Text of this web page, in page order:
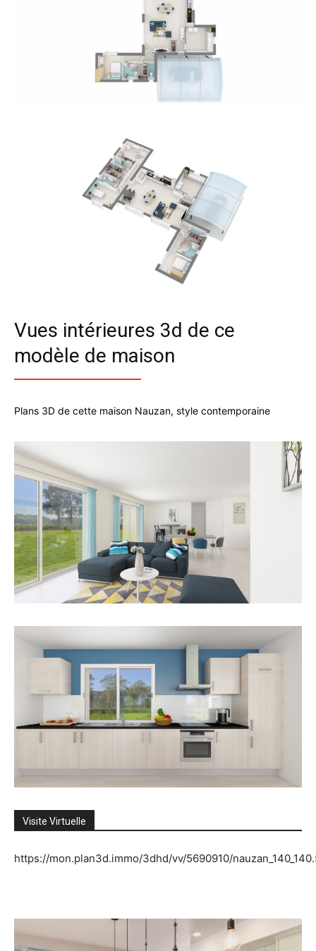
Vues intérieures 3d de ce
modèle de maison
Plans 3D de cette maison Nauzan, style contemporaine
Visite Virtuelle
https://mon.plan3d.immo/3dhd/vv/5690910/